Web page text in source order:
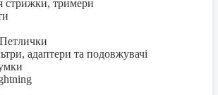
тримери
адаптери та подовжувачі